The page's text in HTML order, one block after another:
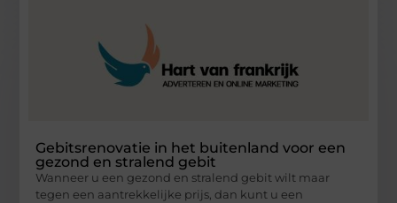
Gebitsrenovatie in het buitenland voor een
gezond en stralend gebit
Wanneer u een gezond en stralend gebit wilt maar
tegen een aantrekkelijke prijs, dan kunt u een